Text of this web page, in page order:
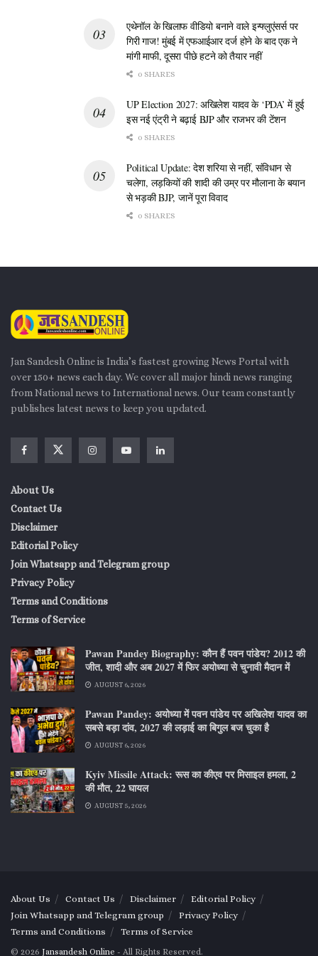
ही दूर की चीजें खींचने के लिए 10MP का टेलीफोटो और चौड़े नजारों
के लिए 12MP का अल्ट्रा-वाइड कैमरा मौजूद है। वीडियो कॉलिंग और
सेल्फी के लिए आगे की तरफ 12MP का शानदार फ्रंट कैमरा दिया
फोन को पावर देने के लिए 4,000mAh की बैटरी लगी है। यह
25W की फास्ट चार्जिंग और वायरलेस चार्जिंग दोनों को सपोर्ट करती
है। यानी कुछ ही मिनटों में आपका फोन घंटों चलने के लिए तैयार हो
एथेनॉल के खिलाफ वीडियो बनाने वाले इन्फ्लुएंसर्स पर
गिरी गाज! मुंबई में एफआईआर दर्ज होने के बाद एक ने
मांगी माफी, दूसरा पीछे हटने को तैयार नहीं
0 SHARES
UP Election 2027: अखिलेश यादव के ‘PDA’ में हुई
इस नई एंट्री ने बढ़ाई BJP और राजभर की टेंशन
0 SHARES
Political Update: देश शरिया से नहीं, संविधान से
चलेगा, लड़कियों की शादी की उम्र पर मौलाना के बयान
से भड़की BJP, जानें पूरा विवाद
0 SHARES
Jan Sandesh Online is India’s fastest growing News Portal with
over 150+ news each day. We cover all major hindi news ranging
from National news to International news. Our team constantly
publishes latest news to keep you updated.
About Us
Contact Us
Disclaimer
Editorial Policy
Join Whatsapp and Telegram group
Privacy Policy
Terms and Conditions
Terms of Service
Pawan Pandey Biography: कौन हैं पवन पांडेय? 2012 की
जीत, शादी और अब 2027 में फिर अयोध्या से चुनावी मैदान में
AUGUST 6, 2026
Pawan Pandey: अयोध्या में पवन पांडेय पर अखिलेश यादव का
सबसे बड़ा दांव, 2027 की लड़ाई का बिगुल बज चुका है
AUGUST 6, 2026
Kyiv Missile Attack: रूस का कीएव पर मिसाइल हमला, 2
की मौत, 22 घायल
AUGUST 5, 2026
About Us Contact Us Disclaimer
Editorial Policy
Join Whatsapp and Telegram group
Privacy Policy
Terms and Conditions
Terms of Service
© 2026 Jansandesh Online - All Rights Reserved.